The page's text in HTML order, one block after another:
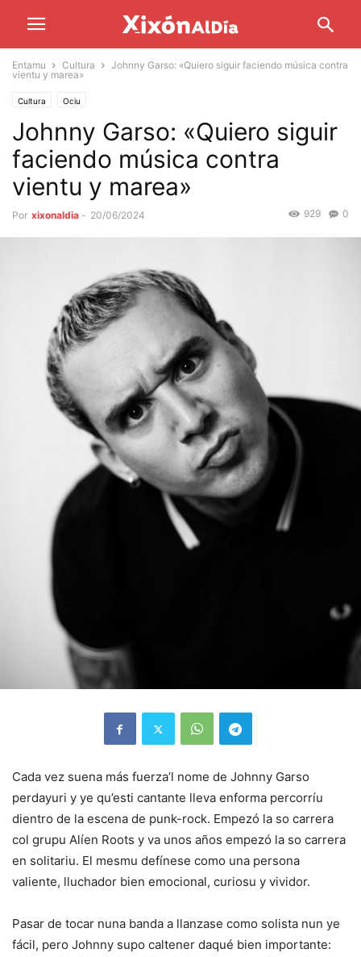
Entamu Cultura
Johnny Garso: «Quiero siguir faciendo música contra
vientu y marea»
Cultura Ociu
Johnny Garso: «Quiero siguir
faciendo música contra
vientu y marea»
Por xixonaldia - 20/06/2024 0
929
Cada vez suena más fuerza’l nome de Johnny Garso
perdayuri y ye qu’esti cantante lleva enforma percorríu
dientro de la escena de punk-rock. Empezó la so carrera
col grupu Alíen Roots y va unos años empezó la so carrera
en solitariu. El mesmu defínese como una persona
valiente, lluchador bien emocional, curiosu y vividor.
Pasar de tocar nuna banda a llanzase como solista nun ye
fácil, pero Johnny supo caltener daqué bien importante: